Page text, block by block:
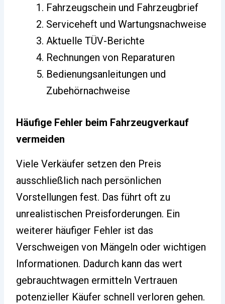
Fahrzeugschein und Fahrzeugbrief
Serviceheft und Wartungsnachweise
Aktuelle TÜV-Berichte
Rechnungen von Reparaturen
Bedienungsanleitungen und
Zubehörnachweise
Häufige Fehler beim Fahrzeugverkauf
vermeiden
Viele Verkäufer setzen den Preis
ausschließlich nach persönlichen
Vorstellungen fest. Das führt oft zu
unrealistischen Preisforderungen. Ein
weiterer häufiger Fehler ist das
Verschweigen von Mängeln oder wichtigen
Informationen. Dadurch kann das wert
gebrauchtwagen ermitteln Vertrauen
potenzieller Käufer schnell verloren gehen.